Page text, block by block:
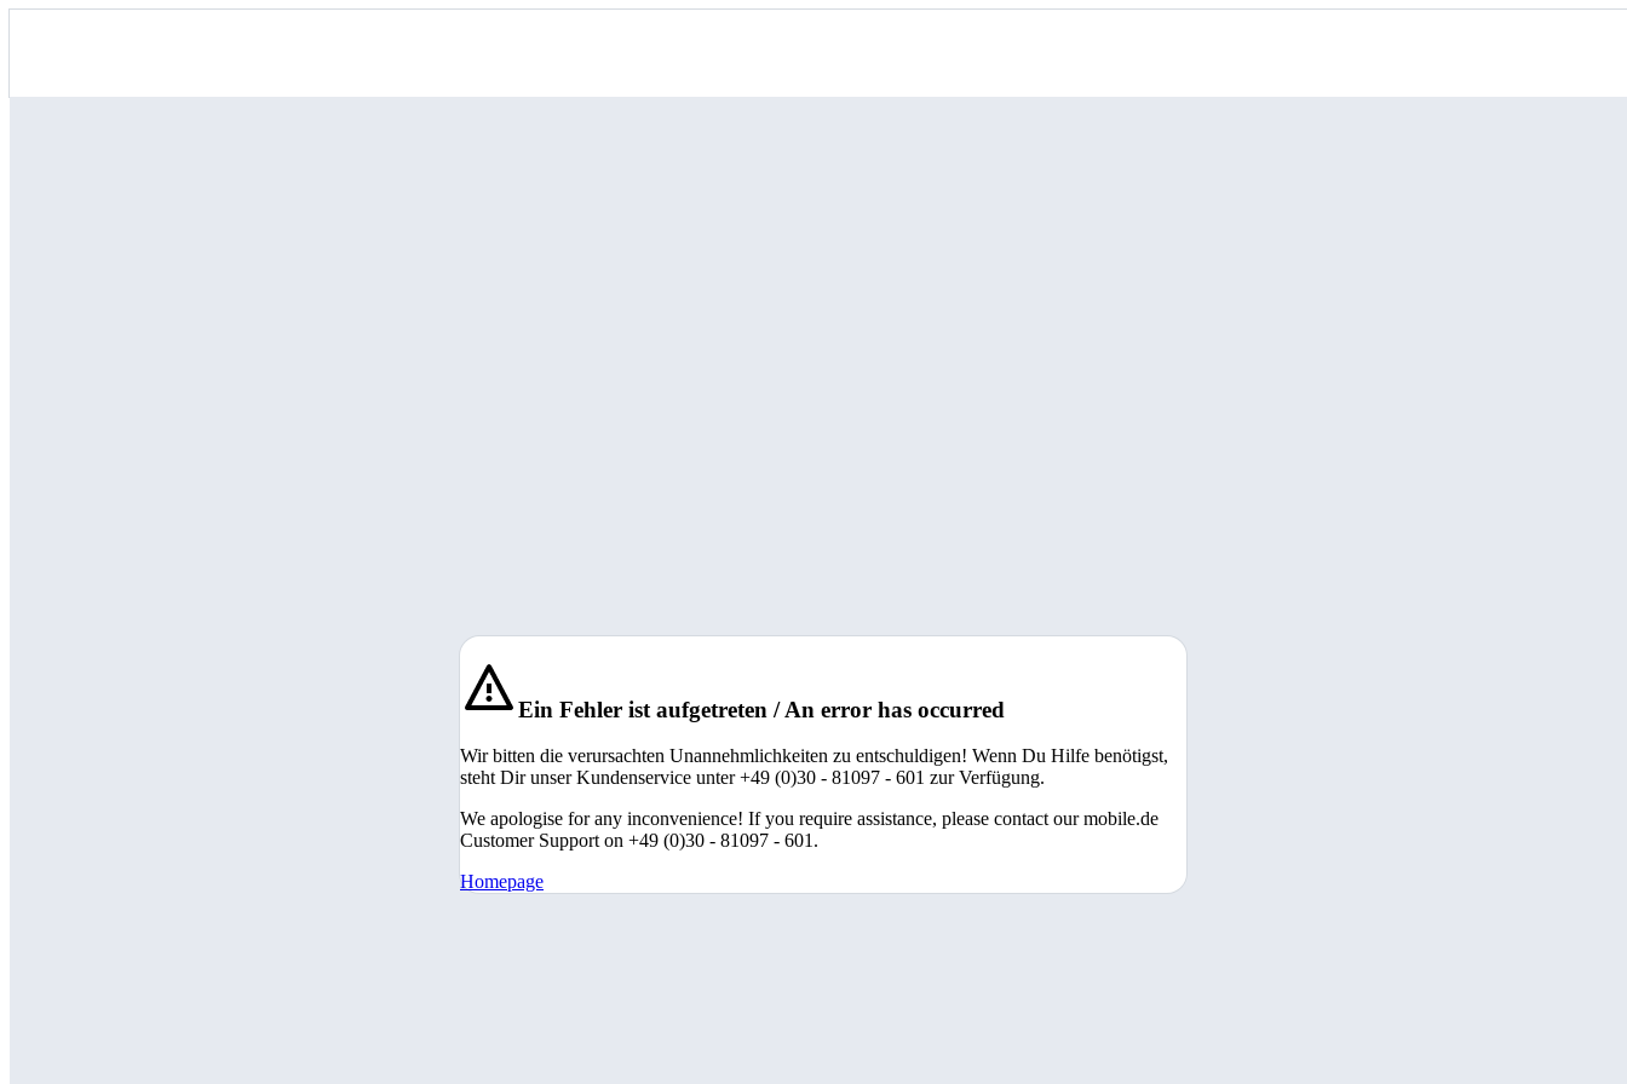
Ein Fehler ist aufgetreten / An error has occurred
Wir bitten die verursachten Unannehmlichkeiten zu entschuldigen! Wenn Du Hilfe benötigst,
steht Dir unser Kundenservice unter +49 (0)30 - 81097 - 601 zur Verfügung.
We apologise for any inconvenience! If you require assistance, please contact our mobile.de
Customer Support on +49 (0)30 - 81097 - 601.
Homepage